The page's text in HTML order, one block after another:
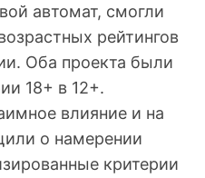
автомат, смогли
рейтингов
Оба проекта были
18+ в 12+.
влияние и на
о намерении
критерии